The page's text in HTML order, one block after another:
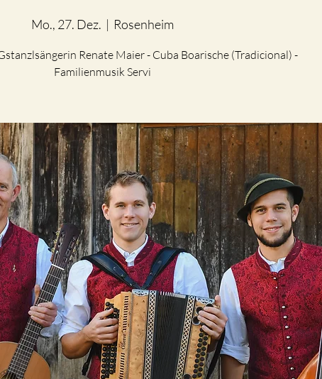
Mo., 27. Dez.
  |
Rosenheim
Renate Maier - Cuba Boarische (Tradicional) -
Familienmusik Servi